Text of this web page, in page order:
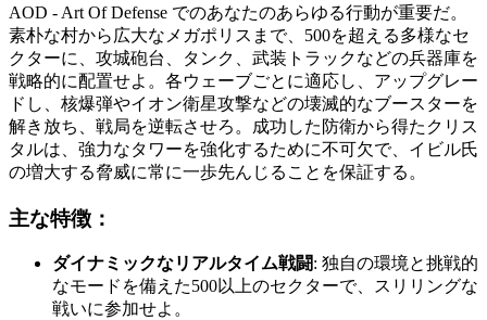
AOD - Art Of Defense でのあなたのあらゆる行動が重要だ。
素朴な村から広大なメガポリスまで、500を超える多様なセ
クターに、攻城砲台、タンク、武装トラックなどの兵器庫を
戦略的に配置せよ。各ウェーブごとに適応し、アップグレー
ドし、核爆弾やイオン衛星攻撃などの壊滅的なブースターを
解き放ち、戦局を逆転させろ。成功した防衛から得たクリス
タルは、強力なタワーを強化するために不可欠で、イビル氏
の増大する脅威に常に一歩先んじることを保証する。
主な特徴：
ダイナミックなリアルタイム戦闘: 独自の環境と挑戦的
なモードを備えた500以上のセクターで、スリリングな
戦いに参加せよ。